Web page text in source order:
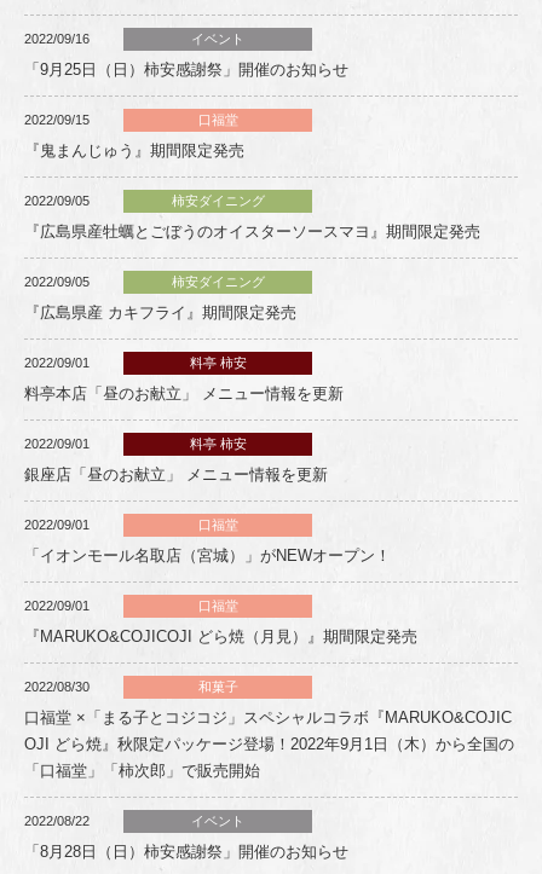
2022/09/16 イベント
「9月25日（日）柿安感謝祭」開催のお知らせ
2022/09/15 口福堂
『鬼まんじゅう』期間限定発売
2022/09/05 柿安ダイニング
『広島県産牡蠣とごぼうのオイスターソースマヨ』期間限定発売
2022/09/05 柿安ダイニング
『広島県産 カキフライ』期間限定発売
2022/09/01 料亭 柿安
料亭本店「昼のお献立」 メニュー情報を更新
2022/09/01 料亭 柿安
銀座店「昼のお献立」 メニュー情報を更新
2022/09/01 口福堂
「イオンモール名取店（宮城）」がNEWオープン！
2022/09/01 口福堂
『MARUKO&COJICOJI どら焼（月見）』期間限定発売
2022/08/30 和菓子
口福堂 ×「まる子とコジコジ」スペシャルコラボ『MARUKO&COJIC
OJI どら焼』秋限定パッケージ登場！2022年9月1日（木）から全国の
「口福堂」「柿次郎」で販売開始
2022/08/22 イベント
「8月28日（日）柿安感謝祭」開催のお知らせ